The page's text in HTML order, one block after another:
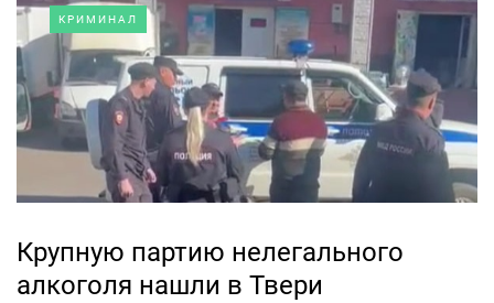
КРИМИНАЛ
Крупную партию нелегального
алкоголя нашли в Твери